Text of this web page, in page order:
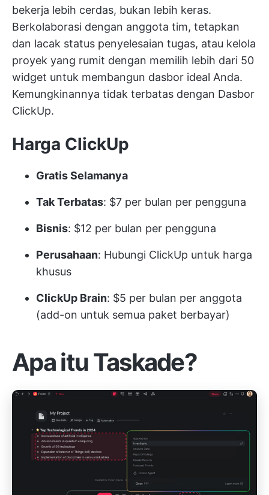
bekerja lebih cerdas, bukan lebih keras.
Berkolaborasi dengan anggota tim, tetapkan
dan lacak status penyelesaian tugas, atau kelola
proyek yang rumit dengan memilih lebih dari 50
widget untuk membangun dasbor ideal Anda.
Kemungkinannya tidak terbatas dengan Dasbor
ClickUp.
Harga ClickUp
Gratis Selamanya
Tak Terbatas: $7 per bulan per pengguna
Bisnis: $12 per bulan per pengguna
Perusahaan: Hubungi ClickUp untuk harga
khusus
ClickUp Brain: $5 per bulan per anggota
(add-on untuk semua paket berbayar)
Apa itu Taskade?